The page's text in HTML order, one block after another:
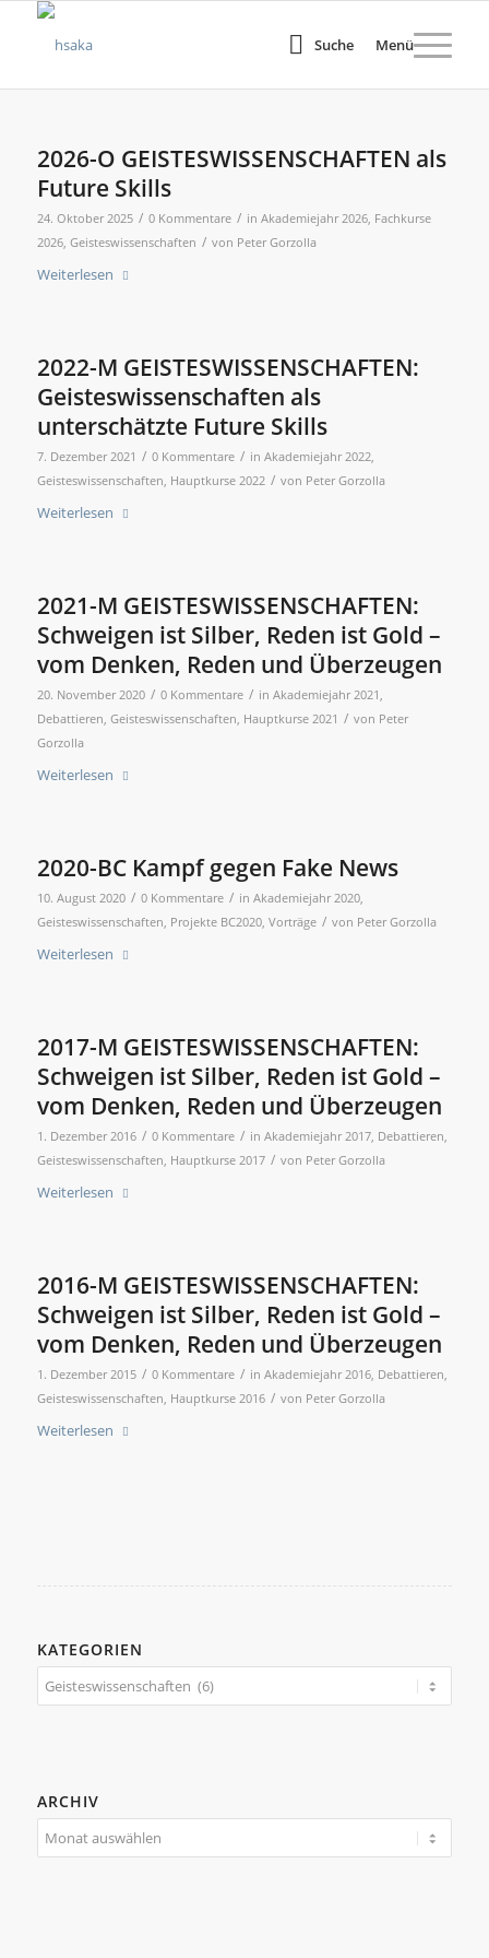
Suche Menü
2026-O GEISTESWISSENSCHAFTEN als
Future Skills
24. Oktober 2025 / 0 Kommentare / in Akademiejahr 2026, Fachkurse
2026, Geisteswissenschaften / von Peter Gorzolla
Weiterlesen
2022-M GEISTESWISSENSCHAFTEN:
Geisteswissenschaften als
unterschätzte Future Skills
7. Dezember 2021 / 0 Kommentare / in Akademiejahr 2022,
Geisteswissenschaften, Hauptkurse 2022 / von Peter Gorzolla
Weiterlesen
2021-M GEISTESWISSENSCHAFTEN:
Schweigen ist Silber, Reden ist Gold –
vom Denken, Reden und Überzeugen
20. November 2020 / 0 Kommentare / in Akademiejahr 2021 ,
Debattieren, Geisteswissenschaften, Hauptkurse 2021 / von Peter
Gorzolla
Weiterlesen
2020-BC Kampf gegen Fake News
10. August 2020 / 0 Kommentare / in Akademiejahr 2020,
Geisteswissenschaften, Projekte BC2020, Vorträge / von Peter Gorzolla
Weiterlesen
2017-M GEISTESWISSENSCHAFTEN:
Schweigen ist Silber, Reden ist Gold –
vom Denken, Reden und Überzeugen
1. Dezember 2016 / 0 Kommentare / in Akademiejahr 2017, Debattieren,
Geisteswissenschaften, Hauptkurse 2017 / von Peter Gorzolla
Weiterlesen
2016-M GEISTESWISSENSCHAFTEN:
Schweigen ist Silber, Reden ist Gold –
vom Denken, Reden und Überzeugen
1. Dezember 2015 / 0 Kommentare / in Akademiejahr 2016, Debattieren,
Geisteswissenschaften, Hauptkurse 2016 / von Peter Gorzolla
Weiterlesen
KATEGORIEN
Kategorien
ARCHIV